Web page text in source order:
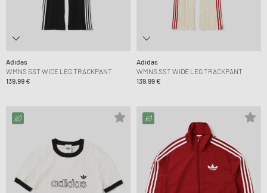
Adidas
WMNS SST WIDE LEG TRACKPANT
139,99 €
Adidas
WMNS SST WIDE LEG TRACKPANT
139,99 €